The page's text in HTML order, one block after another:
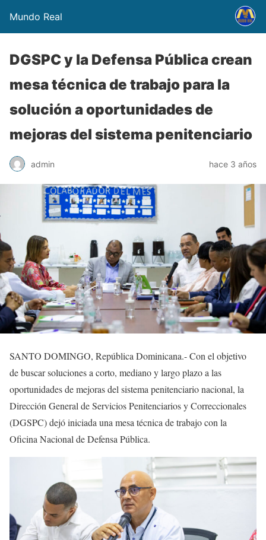
Mundo Real
DGSPC y la Defensa Pública crean
mesa técnica de trabajo para la
solución a oportunidades de
mejoras del sistema penitenciario
admin hace 3 años
SANTO DOMINGO, República Dominicana.- Con el objetivo
de buscar soluciones a corto, mediano y largo plazo a las
oportunidades de mejoras del sistema penitenciario nacional, la
Dirección General de Servicios Penitenciarios y Correccionales
(DGSPC) dejó iniciada una mesa técnica de trabajo con la
Oficina Nacional de Defensa Pública.